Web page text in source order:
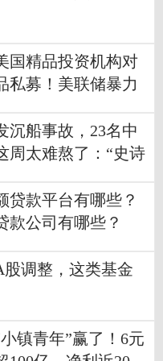
国精品投资机构对
私募！美联储暴力
？
沉船事故，23名中
周太难熬了：“史诗
贷款平台有哪些？
款公司有哪些？
调整，这类基金
镇青年”赢了！6元